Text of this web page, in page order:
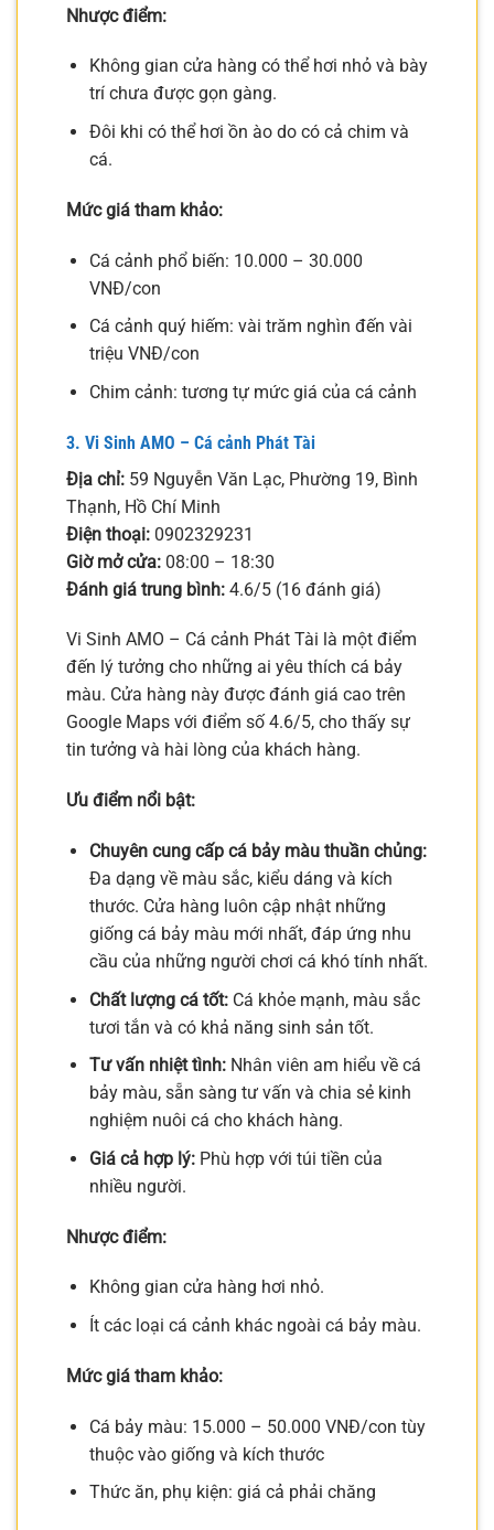
Nhược điểm:
Không gian cửa hàng có thể hơi nhỏ và bày
trí chưa được gọn gàng.
Đôi khi có thể hơi ồn ào do có cả chim và
cá.
Mức giá tham khảo:
Cá cảnh phổ biến: 10.000 – 30.000
VNĐ/con
Cá cảnh quý hiếm: vài trăm nghìn đến vài
triệu VNĐ/con
Chim cảnh: tương tự mức giá của cá cảnh
3. Vi Sinh AMO – Cá cảnh Phát Tài
Địa chỉ: 59 Nguyễn Văn Lạc, Phường 19, Bình
Thạnh, Hồ Chí Minh
Điện thoại: 0902329231
Giờ mở cửa: 08:00 – 18:30
Đánh giá trung bình: 4.6/5 (16 đánh giá)
Vi Sinh AMO – Cá cảnh Phát Tài là một điểm
đến lý tưởng cho những ai yêu thích cá bảy
màu. Cửa hàng này được đánh giá cao trên
Google Maps với điểm số 4.6/5, cho thấy sự
tin tưởng và hài lòng của khách hàng.
Ưu điểm nổi bật:
Chuyên cung cấp cá bảy màu thuần chủng:
Đa dạng về màu sắc, kiểu dáng và kích
thước. Cửa hàng luôn cập nhật những
giống cá bảy màu mới nhất, đáp ứng nhu
cầu của những người chơi cá khó tính nhất.
Chất lượng cá tốt:Cá khỏe mạnh, màu sắc
tươi tắn và có khả năng sinh sản tốt.
Tư vấn nhiệt tình:Nhân viên am hiểu về cá
bảy màu, sẵn sàng tư vấn và chia sẻ kinh
nghiệm nuôi cá cho khách hàng.
Giá cả hợp lý:Phù hợp với túi tiền của
nhiều người.
Nhược điểm:
Không gian cửa hàng hơi nhỏ.
Ít các loại cá cảnh khác ngoài cá bảy màu.
Mức giá tham khảo:
Cá bảy màu: 15.000 – 50.000 VNĐ/con tùy
thuộc vào giống và kích thước
Thức ăn, phụ kiện: giá cả phải chăng